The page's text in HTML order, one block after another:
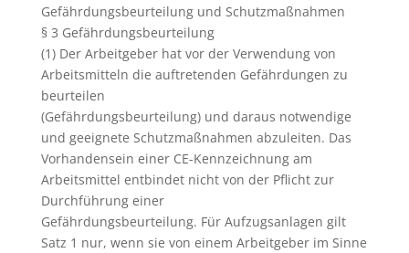
Gefährdungsbeurteilung und Schutzmaßnahmen
§ 3 Gefährdungsbeurteilung
(1) Der Arbeitgeber hat vor der Verwendung von
Arbeitsmitteln die auftretenden Gefährdungen zu
beurteilen
(Gefährdungsbeurteilung) und daraus notwendige
und geeignete Schutzmaßnahmen abzuleiten. Das
Vorhandensein einer CE-Kennzeichnung am
Arbeitsmittel entbindet nicht von der Pflicht zur
Durchführung einer
Gefährdungsbeurteilung. Für Aufzugsanlagen gilt
Satz 1 nur, wenn sie von einem Arbeitgeber im Sinne